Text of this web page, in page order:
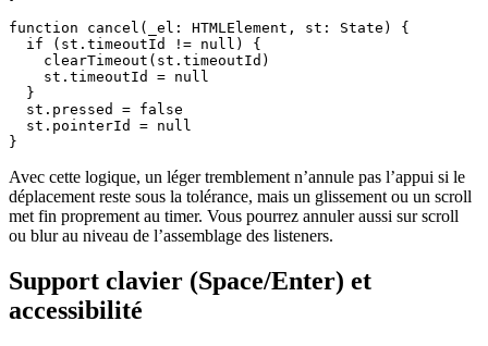
function cancel(_el: HTMLElement, st: State) {
  if (st.timeoutId != null) {
    clearTimeout(st.timeoutId)
    st.timeoutId = null
  }
  st.pressed = false
  st.pointerId = null
}
Avec cette logique, un léger tremblement n’annule pas l’appui si le
déplacement reste sous la tolérance, mais un glissement ou un scroll
met fin proprement au timer. Vous pourrez annuler aussi sur scroll
ou blur au niveau de l’assemblage des listeners.
Support clavier (Space/Enter) et
accessibilité